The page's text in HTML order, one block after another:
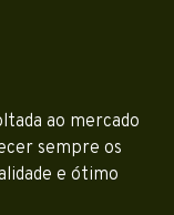
ao mercado
sempre os
e ótimo